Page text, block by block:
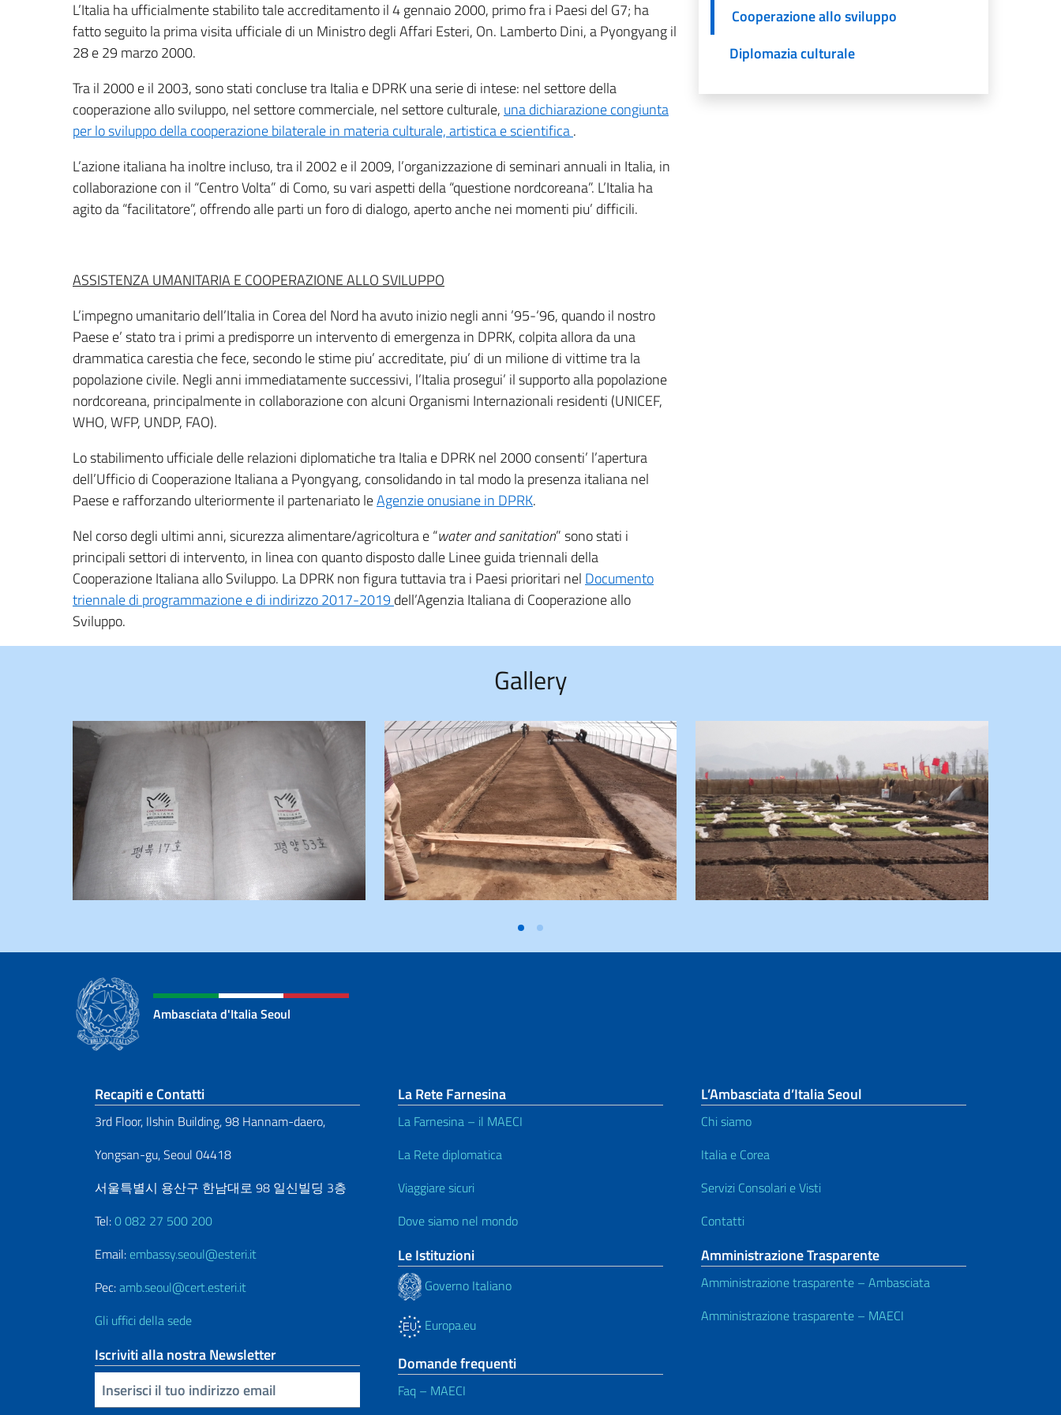
L’Italia ha ufficialmente stabilito tale accreditamento il 4 gennaio 2000, primo fra i Paesi del G7; ha
fatto seguito la prima visita ufficiale di un Ministro degli Affari Esteri, On. Lamberto Dini, a Pyongyang il
28 e 29 marzo 2000.
Tra il 2000 e il 2003, sono stati concluse tra Italia e DPRK una serie di intese: nel settore della
cooperazione allo sviluppo, nel settore commerciale, nel settore culturale, una dichiarazione congiunta
per lo sviluppo della cooperazione bilaterale in materia culturale, artistica e scientifica.
L’azione italiana ha inoltre incluso, tra il 2002 e il 2009, l’organizzazione di seminari annuali in Italia, in
collaborazione con il “Centro Volta” di Como, su vari aspetti della “questione nordcoreana”. L’Italia ha
agito da “facilitatore”, offrendo alle parti un foro di dialogo, aperto anche nei momenti piu’ difficili.
ASSISTENZA UMANITARIA E COOPERAZIONE ALLO SVILUPPO
L’impegno umanitario dell’Italia in Corea del Nord ha avuto inizio negli anni ’95-‘96, quando il nostro
Paese e’ stato tra i primi a predisporre un intervento di emergenza in DPRK, colpita allora da una
drammatica carestia che fece, secondo le stime piu’ accreditate, piu’ di un milione di vittime tra la
popolazione civile. Negli anni immediatamente successivi, l’Italia prosegui’ il supporto alla popolazione
nordcoreana, principalmente in collaborazione con alcuni Organismi Internazionali residenti (UNICEF,
WHO, WFP, UNDP, FAO).
Lo stabilimento ufficiale delle relazioni diplomatiche tra Italia e DPRK nel 2000 consenti’ l’apertura
dell’Ufficio di Cooperazione Italiana a Pyongyang, consolidando in tal modo la presenza italiana nel
Paese e rafforzando ulteriormente il partenariato leAgenzie onusiane in DPRK.
Nel corso degli ultimi anni, sicurezza alimentare/agricoltura e “water and sanitation” sono stati i
principali settori di intervento, in linea con quanto disposto dalle Linee guida triennali della
Cooperazione Italiana allo Sviluppo. La DPRK non figura tuttavia tra i Paesi prioritari nel Documento
triennale di programmazione e di indirizzo 2017-2019 dell’Agenzia Italiana di Cooperazione allo
Sviluppo.
Cooperazione allo sviluppo
Diplomazia culturale
Gallery
Ambasciata d'Italia Seoul
Sezione footer
Recapiti e Contatti
3rd Floor, Ilshin Building, 98 Hannam-daero,
Yongsan-gu, Seoul 04418
서울특별시 용산구 한남대로 98 일신빌딩 3층
Tel:0 082 27 500 200
Email: embassy.seoul@esteri.it
Pec:amb.seoul@cert.esteri.it
Gli uffici della sede
Iscriviti alla nostra Newsletter
Inserisci la tua email
La Rete Farnesina
La Farnesina – il MAECI
La Rete diplomatica
Viaggiare sicuri
Dove siamo nel mondo
Le Istituzioni
Governo Italiano
Europa.eu
Domande frequenti
Faq – MAECI
L’Ambasciata d’Italia Seoul
Chi siamo
Italia e Corea
Servizi Consolari e Visti
Contatti
Amministrazione Trasparente
Amministrazione trasparente – Ambasciata
Amministrazione trasparente – MAECI